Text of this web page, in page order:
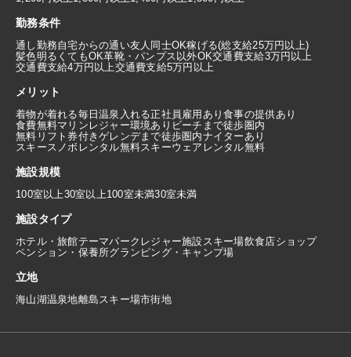
勤務条件
通し勤務自宅からの通い友人同士OK稼げる(総支給25万円以上)
髪色明るくてもOK革靴・パンプス以外OK交通費支給3万円以上
交通費支給4万円以上交通費支給5万円以上
メリット
着物が着れる毎日温泉入れる正社員雇用あり食事の提供あり
食費無料マリンレジャー環境あり ビーチまで徒歩圏内
無料リフト券付きゲレンデまで徒歩圏内ナイターあり
スキースノボレンタル無料スキーウェアレンタル無料
施設規模
100室以上30室以上100室未満30室未満
施設タイプ
ホテル・旅館テーマパーク レジャー施設 スキー場飲食店ショップ
ペンション・保養所グランピング・キャンプ場
立地
海山湖温泉地離島 スキー場市街地